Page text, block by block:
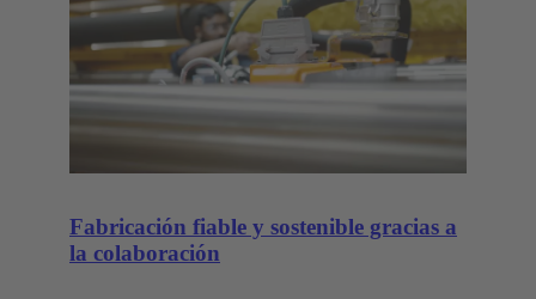
Fabricación fiable y sostenible gracias a
la colaboración